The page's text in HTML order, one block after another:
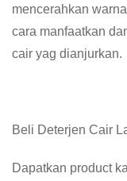
mencerahkan
cara manfaatkan
cair yag dianjurkan.
Beli Deterjen Cair
Dapatkan product